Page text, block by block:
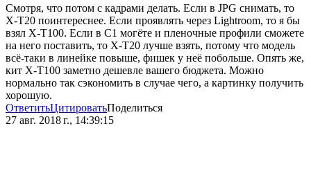
Смотря, что потом с кадрами делать. Если в JPG снимать, то
X-T20 поинтереснее. Если проявлять через Lightroom, то я бы
взял X-T100. Если в C1 могёте и пленочные профили сможете
на него поставить, то X-T20 лучше взять, потому что модель
всё-таки в линейке повыше, фишек у неё побольше. Опять же,
кит X-T100 заметно дешевле вашего бюджета. Можно
нормально так сэкономить в случае чего, а картинку получить
хорошую.
ОтветитьЦитироватьПоделиться
27 авг. 2018 г., 14:39:15